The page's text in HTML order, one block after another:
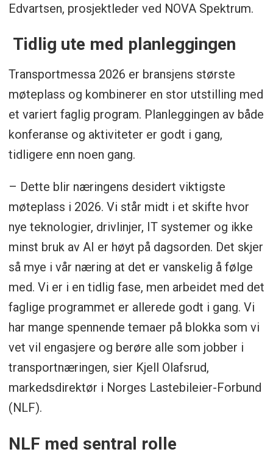
Edvartsen, prosjektleder ved NOVA Spektrum.
Tidlig ute med planleggingen
Transportmessa 2026 er bransjens største
møteplass og kombinerer en stor utstilling med
et variert faglig program. Planleggingen av både
konferanse og aktiviteter er godt i gang,
tidligere enn noen gang.
– Dette blir næringens desidert viktigste
møteplass i 2026. Vi står midt i et skifte hvor
nye teknologier, drivlinjer, IT systemer og ikke
minst bruk av AI er høyt på dagsorden. Det skjer
så mye i vår næring at det er vanskelig å følge
med. Vi er i en tidlig fase, men arbeidet med det
faglige programmet er allerede godt i gang. Vi
har mange spennende temaer på blokka som vi
vet vil engasjere og berøre alle som jobber i
transportnæringen, sier Kjell Olafsrud,
markedsdirektør i Norges Lastebileier-Forbund
(NLF).
NLF med sentral rolle